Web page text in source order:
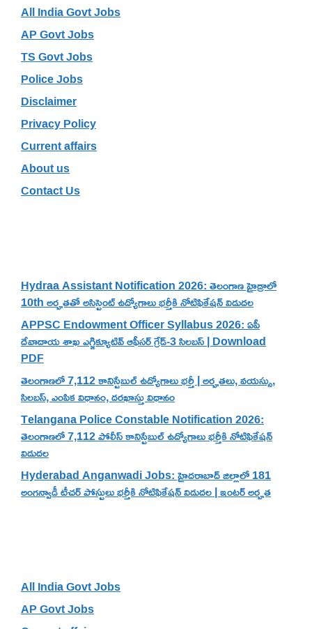
All India Govt Jobs
AP Govt Jobs
TS Govt Jobs
Police Jobs
Disclaimer
Privacy Policy
Current affairs
About us
Contact Us
Hydraa Assistant Notification 2026: తెలంగాణ హైడ్రాలో
10th అర్హతతో అసిస్టెంట్ ఉద్యోగాలు భర్తీకి నోటిఫికేషన్ విడుదల
APPSC Endowment Officer Syllabus 2026: ఏపీ
దేవాదాయ శాఖ ఎగ్జిక్యూటివ్ ఆఫీసర్ గ్రేడ్-3 సిలబస్ | Download
PDF
తెలంగాణలో 7,112 కానిస్టేబుల్ ఉద్యోగాలు భర్తీ | అర్హతలు, వయస్సు,
సిలబస్, ఎంపిక విధానం, దరఖాస్తు విధానం
Telangana Police Constable Notification 2026:
తెలంగాణలో 7,112 పోలీస్ కానిస్టేబుల్ ఉద్యోగాలు భర్తీకి నోటిఫికేషన్
విడుదల
Hyderabad Anganwadi Jobs: హైదరాబాద్ జిల్లాలో 181
అంగన్వాడీ టీచర్ పోస్టులు భర్తీకి నోటిఫికేషన్ విడుదల | ఇంటర్ అర్హత
All India Govt Jobs
AP Govt Jobs